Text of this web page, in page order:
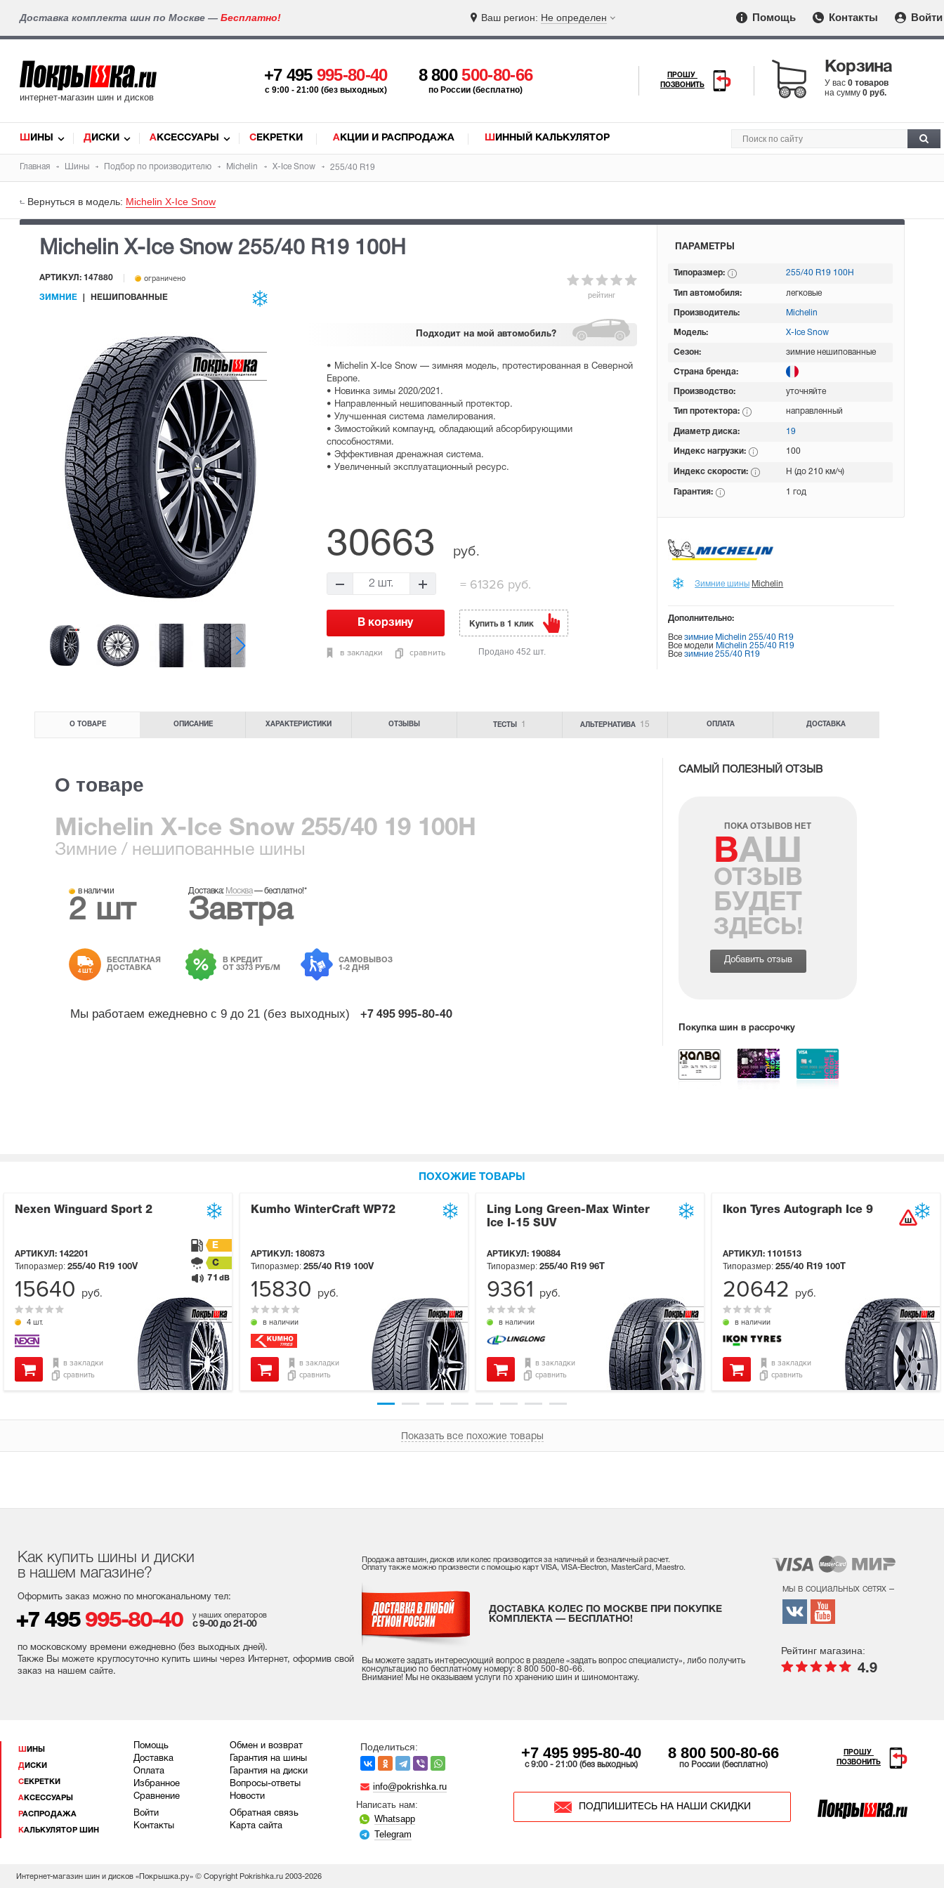
Доставка комплекта шин по Москве — Бесплатно! Ваш регион: Не определен Помощь Контакты Войти
интернет-магазин шин и дисков
+7 495 995-80-40
c 9:00 - 21:00 (без выходных)
8 800500-80-66
по России (бесплатно)
ПРОШУ
ПОЗВОНИТЬ
Корзина
У вас 0 товаров
на сумму 0 руб.
ШИНЫ ДИСКИ АКСЕССУАРЫ СЕКРЕТКИ АКЦИИ И РАСПРОДАЖА ШИННЫЙ КАЛЬКУЛЯТОР
Главная Шины Подбор по производителю Michelin X-Ice Snow 255/40 R19
Вернуться в модель: Michelin X-Ice Snow
Michelin X-Ice Snow 255/40 R19 100H
рейтинг
АРТИКУЛ: 147880 ограничено
ЗИМНИЕ НЕШИПОВАННЫЕ
Подходит на мой автомобиль?
• Michelin X-Ice Snow — зимняя модель, протестированная в Северной
Европе.
• Новинка зимы 2020/2021.
• Направленный нешипованный протектор.
• Улучшенная система ламелирования.
• Зимостойкий компаунд, обладающий абсорбирующими
способностями.
• Эффективная дренажная система.
• Увеличенный эксплуатационный ресурс.
30663 руб.
2 шт. =61326 руб.
в закладки сравнить
Купить в 1 клик
Продано 452 шт.
ПАРАМЕТРЫ
Типоразмер: 255/40 R19 100H
Тип автомобиля: легковые
Производитель: Michelin
Модель: X-Ice Snow
Сезон: зимние нешипованные
Страна бренда:
Производство: уточняйте
Тип протектора: направленный
Диаметр диска: 19
Индекс нагрузки: 100
Индекс скорости: H (до 210 км/ч)
Гарантия: 1 год
Зимние шины Michelin
Дополнительно:
Всезимние Michelin 255/40 R19
Все модели Michelin 255/40 R19
Всезимние 255/40 R19
О ТОВАРЕ ОПИСАНИЕ ХАРАКТЕРИСТИКИ ОТЗЫВЫ ТЕСТЫ 1 АЛЬТЕРНАТИВА 15 ОПЛАТА ДОСТАВКА
О товаре
Michelin X-Ice Snow 255/40 19 100H
Зимние / нешипованные шины
в наличии
2 шт
Доставка: Москва—бесплатно!*
Завтра
4 ШТ.
БЕСПЛАТНАЯ
ДОСТАВКА
В КРЕДИТ
ОТ 3373 РУБ/М
САМОВЫВОЗ
1-2 ДНЯ
Мы работаем ежедневно с 9 до 21 (без выходных) +7 495 995-80-40
САМЫЙ ПОЛЕЗНЫЙ ОТЗЫВ
ПОКА ОТЗЫВОВ НЕТ
ВАШ
ОТЗЫВ
БУДЕТ
ЗДЕСЬ!
Добавить отзыв
Покупка шин в рассрочку
ПОХОЖИЕ ТОВАРЫ
Nexen Winguard Sport 2
АРТИКУЛ: 142201
4 шт.
Типоразмер: 255/40 R19 100V
E
C
71 dB
в закладки
сравнить
15640 руб.
Kumho WinterCraft WP72
АРТИКУЛ: 180873
в наличии
Типоразмер: 255/40 R19 100V
в закладки
сравнить
15830 руб.
Ling Long Green-Max Winter
Ice I-15 SUV
АРТИКУЛ: 190884
в наличии
Типоразмер: 255/40 R19 96T
в закладки
сравнить
9361 руб.
Ikon Tyres Autograph Ice 9
АРТИКУЛ: 1101513
в наличии
Типоразмер: 255/40 R19 100T
в закладки
сравнить
20642 руб.
Показать все похожие товары
Как купить шины и диски
в нашем магазине?
Оформить заказ можно по многоканальному тел:
+7 495 995-80-40 у наших операторов
с 9-00 до 21-00
по московскому времени ежедневно (без выходных дней).
Также Вы можете круглосуточно купить шины через Интернет, оформив свой
заказ на нашем сайте.
Продажа автошин, дисков или колес производится за наличный и безналичный расчет.
Оплату также можно произвести с помощью карт VISA, VISA-Electron, MasterCard, Maestro.
ДОСТАВКА КОЛЕС ПО МОСКВЕ ПРИ ПОКУПКЕ
КОМПЛЕКТА — БЕСПЛАТНО!
Вы можете задать интересующий вопрос в разделе «задать вопрос специалисту», либо получить
консультацию по бесплатному номеру: 8 800 500-80-66.
Внимание! Мы не оказываем услуги по хранению шин и шиномонтажу.
мы в социальных сетях –
Рейтинг магазина:
4.9
ШИНЫ
ДИСКИ
СЕКРЕТКИ
АКСЕССУАРЫ
РАСПРОДАЖА
КАЛЬКУЛЯТОР ШИН
Помощь
Доставка
Оплата
Избранное
Сравнение
Войти
Контакты
Обмен и возврат
Гарантия на шины
Гарантия на диски
Вопросы-ответы
Новости
Обратная связь
Карта сайта
Поделиться:
info@pokrishka.ru
Написать нам:
Whatsapp
Telegram
+7 495 995-80-40
c 9:00 - 21:00 (без выходных)
8 800 500-80-66
по России (бесплатно)
ПОДПИШИТЕСЬ НА НАШИ СКИДКИ
ПРОШУ
ПОЗВОНИТЬ
Интернет-магазин шин и дисков «Покрышка.ру» © Copyright Pokrishka.ru 2003-2026